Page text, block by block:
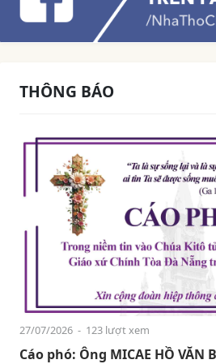
THÔNG BÁO
27/07/2026 - 123 lượt xem
Cáo phó: Ông MICAE HỒ VĂN